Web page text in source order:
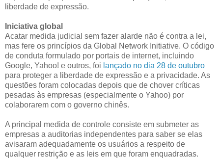
liberdade de expressão.
Iniciativa global
Acatar medida judicial sem fazer alarde não é contra a lei,
mas fere os princípios da Global Network Initiative. O código
de conduta formulado por portais de internet, incluindo
Google, Yahoo! e outros, foi lançado no dia 28 de outubro
para proteger a liberdade de expressão e a privacidade. As
questões foram colocadas depois que de chover críticas
pesadas às empresas (especialmente o Yahoo) por
colaborarem com o governo chinês.
A principal medida de controle consiste em submeter as
empresas a auditorias independentes para saber se elas
avisaram adequadamente os usuários a respeito de
qualquer restrição e as leis em que foram enquadradas.